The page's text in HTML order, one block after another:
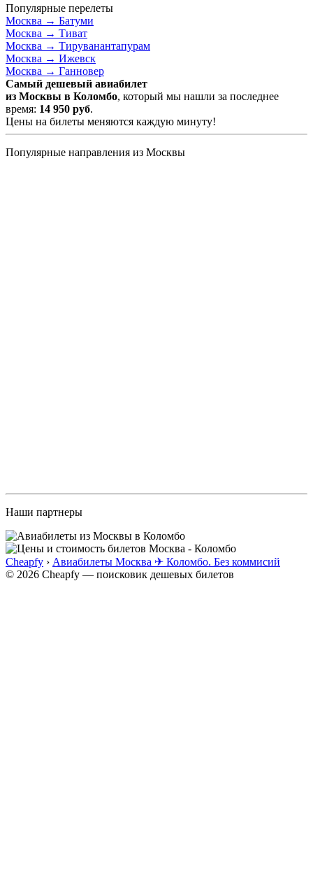
Популярные перелеты
Москва → Батуми
Москва → Тиват
Москва → Тируванантапурам
Москва → Ижевск
Москва → Ганновер
Самый дешевый авиабилет
из Москвы в Коломбо, который мы нашли за последнее
время: 14 950 руб.
Цены на билеты меняются каждую минуту!
Популярные направления из Москвы
Наши партнеры
Cheapfy › Авиабилеты Москва ✈ Коломбо. Без коммисий
© 2026 Cheapfy — поисковик дешевых билетов